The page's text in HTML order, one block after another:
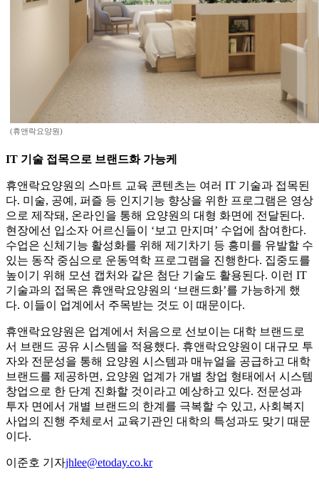
(휴앤락요양원)
IT 기술 접목으로 브랜드화 가능케
휴앤락요양원의 스마트 교육 콘텐츠는 여러 IT 기술과 접목된
다. 미술, 공예, 퍼즐 등 인지기능 향상을 위한 프로그램은 영상
으로 제작돼, 온라인을 통해 요양원의 대형 화면에 전달된다.
현장에선 입소자 어르신들이 ‘보고 만지며’ 수업에 참여한다.
수업은 신체기능 활성화를 위해 제기차기 등 흥미를 유발할 수
있는 동작 중심으로 운동역학 프로그램을 진행한다. 집중도를
높이기 위해 모션 캡처와 같은 첨단 기술도 활용된다. 이런 IT
기술과의 접목은 휴앤락요양원의 ‘브랜드화’를 가능하게 했
다. 이들이 업계에서 주목받는 것도 이 때문이다.
휴앤락요양원은 업계에서 처음으로 선보이는 대학 브랜드로
서 브랜드 공유 시스템을 적용했다. 휴앤락요양원이 대규모 투
자와 전문성을 통해 요양원 시스템과 매뉴얼을 공급하고 대학
브랜드를 제공하면, 요양원 업계가 개별 창업 형태에서 시스템
창업으로 한 단계 진화할 것이라고 예상하고 있다. 전문성과
투자 면에서 개별 브랜드의 한계를 극복할 수 있고, 사회복지
사업의 진행 주체로서 교육기관인 대학의 특성과도 맞기 때문
이다.
이준호 기자jhlee@etoday.co.kr